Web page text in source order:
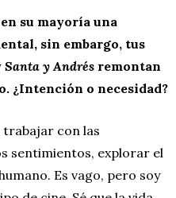
su mayoría una
sin embargo, tus
Santa y Andrés remontan
¿Intención o necesidad?
trabajar con las
sentimientos, explorar el
Es vago, pero soy